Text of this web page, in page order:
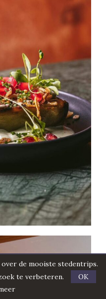
de mooiste stedentrips.
te verbeteren.
OK